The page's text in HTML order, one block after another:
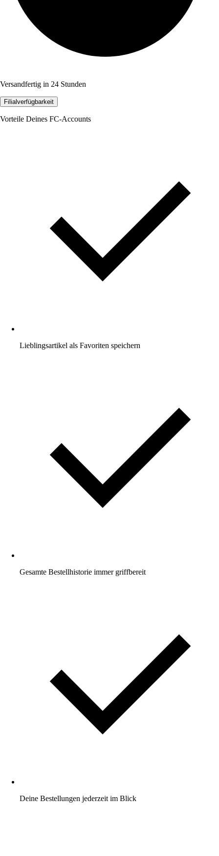
Versandfertig in 24 Stunden
Filialverfügbarkeit
Vorteile Deines FC-Accounts
Lieblingsartikel als Favoriten speichern
Gesamte Bestellhistorie immer griffbereit
Deine Bestellungen jederzeit im Blick